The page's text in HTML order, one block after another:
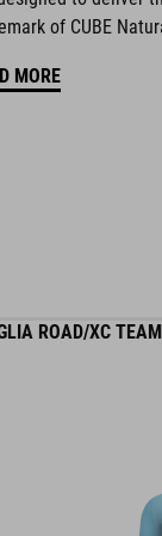
catarifrangenti
di rigidità: 9
of CUBE
MORE
ROAD/XC